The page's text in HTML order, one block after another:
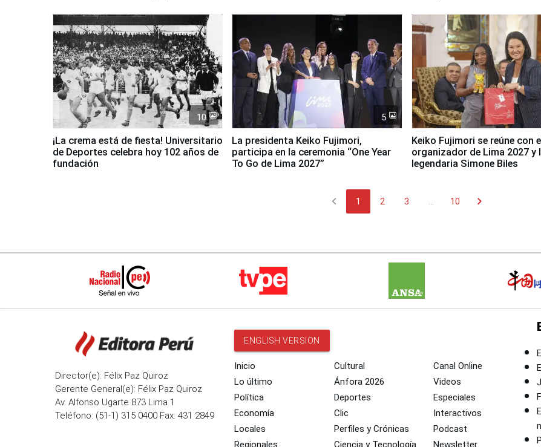
10
¡La crema está de fiesta! Universitario
de Deportes celebra hoy 102 años de
fundación
5
La presidenta Keiko Fujimori,
participa en la ceremonia “One Year
To Go de Lima 2027”
Keiko Fujimori se reúne con
organizador de Lima 2027 y
legendaria Simone Biles
chevron_left 1 2 3 10 chevron_right
Director(e): Félix Paz Quiroz
Gerente General(e): Félix Paz Quiroz
Av. Alfonso Ugarte 873 Lima 1
Teléfono: (51-1) 315 0400 Fax: 431 2849
ENGLISH VERSION
Inicio
Lo último
Política
Economía
Locales
Regionales
Cultural
Ánfora 2026
Deportes
Clic
Perfiles y Crónicas
Ciencia y Tecnología
Canal Online
Videos
Especiales
Interactivos
Podcast
Newsletter